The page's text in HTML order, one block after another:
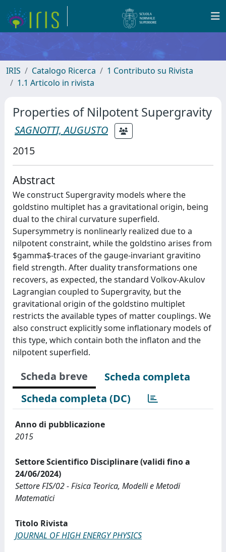
IRIS Catalogo Ricerca
1 Contributo su Rivista
1.1 Articolo in rivista
Properties of Nilpotent Supergravity
SAGNOTTI, AUGUSTO
2015
Abstract
We construct Supergravity models where the
goldstino multiplet has a gravitational origin, being
dual to the chiral curvature superfield.
Supersymmetry is nonlinearly realized due to a
nilpotent constraint, while the goldstino arises from
$gamma$-traces of the gauge-invariant gravitino
field strength. After duality transformations one
recovers, as expected, the standard Volkov-Akulov
Lagrangian coupled to Supergravity, but the
gravitational origin of the goldstino multiplet
restricts the available types of matter couplings. We
also construct explicitly some inflationary models of
this type, which contain both the inflaton and the
nilpotent superfield.
Scheda breve
Scheda completa
Scheda completa (DC)
Anno di pubblicazione
2015
Settore Scientifico Disciplinare (validi fino a
24/06/2024)
Settore FIS/02 - Fisica Teorica, Modelli e Metodi
Matematici
Titolo Rivista
JOURNAL OF HIGH ENERGY PHYSICS